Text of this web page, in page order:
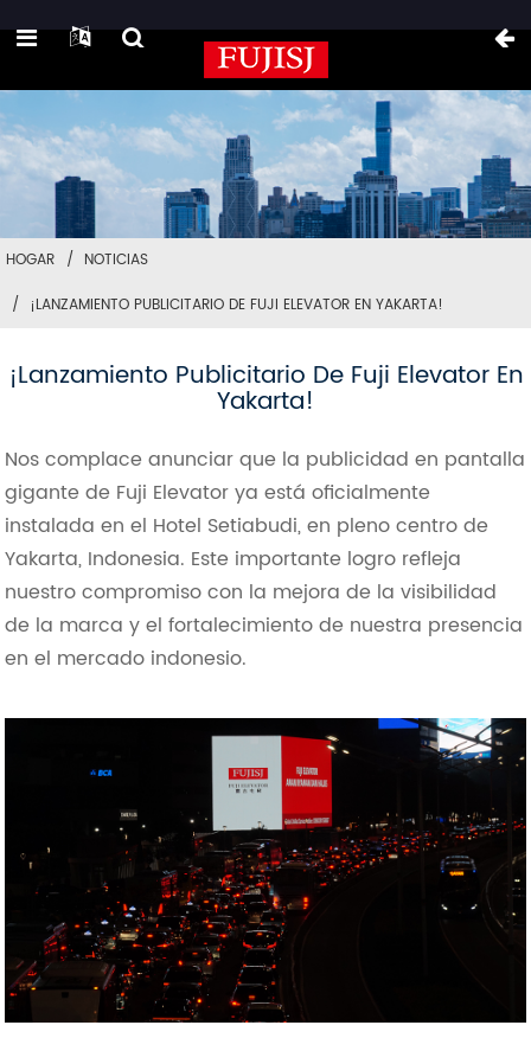
HOGAR
NOTICIAS
¡LANZAMIENTO PUBLICITARIO DE FUJI ELEVATOR EN YAKARTA!
¡Lanzamiento Publicitario De Fuji Elevator En
Yakarta!
Nos complace anunciar que la publicidad en pantalla
gigante de Fuji Elevator ya está oficialmente
instalada en el Hotel Setiabudi, en pleno centro de
Yakarta, Indonesia. Este importante logro refleja
nuestro compromiso con la mejora de la visibilidad
de la marca y el fortalecimiento de nuestra presencia
en el mercado indonesio.